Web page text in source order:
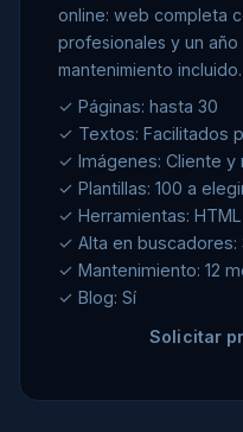
online: web completa
profesionales y un
mantenimiento incluido.
✓ Páginas: hasta 30
✓ Textos: Facilitados
✓ Imágenes: Cliente y
✓ Plantillas: 100 a
✓ Herramientas:
✓ Alta en buscadores:
✓ Mantenimiento: 12
✓ Blog: Sí
Solicitar